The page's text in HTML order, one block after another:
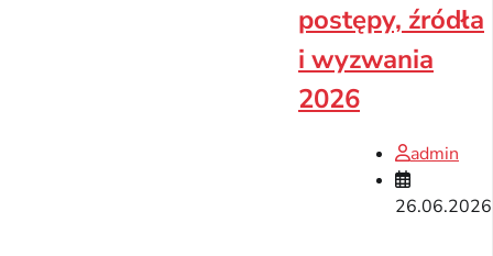
postępy, źródła
i wyzwania
2026
admin
26.06.2026